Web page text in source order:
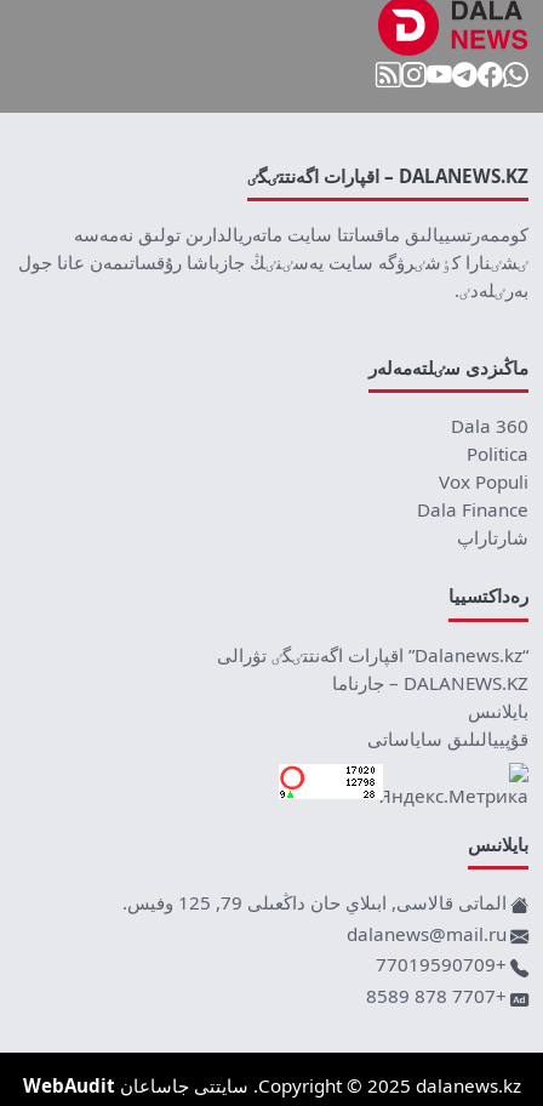
DALANEWS.KZ – اقپارات اگەنتتٸگٸ
كوممەرتسييالىق ماقساتتا سايت ماتەريالدارىن تولىق نەمەسە
ٸشٸنارا كٶشٸرۋگە سايت يەسٸنٸڭ جازباشا رۇقساتىمەن عانا جول
بەرٸلەدٸ.
ماڭىزدى سٸلتەمەلەر
Dala 360
Politica
Vox Populi
Dala Finance
شارتاراپ
رەداكتسييا
“Dalanews.kz” اقپارات اگەنتتٸگٸ تۋرالى
DALANEWS.KZ – جارناما
بايلانىس
قۇپييالىلىق ساياساتى
بايلانىس
الماتى قالاسى, ابىلاي حان داڭعىلى 79, 125 وفيس.
dalanews@mail.ru
+77019590709
+7707 878 8589
Copyright © 2025 dalanews.kz. سايتتى جاساعان WebAudit